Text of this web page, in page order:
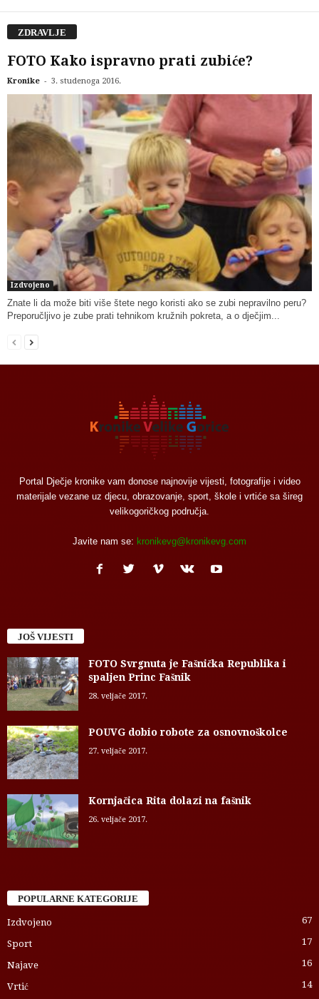
ZDRAVLJE
FOTO Kako ispravno prati zubiće?
Kronike - 3. studenoga 2016.
Izdvojeno
Znate li da može biti više štete nego koristi ako se zubi nepravilno peru?
Preporučljivo je zube prati tehnikom kružnih pokreta, a o dječjim...
Portal Dječje kronike vam donose najnovije vijesti, fotografije i video
materijale vezane uz djecu, obrazovanje, sport, škole i vrtiće sa šireg
velikogoričkog područja.
Javite nam se: kronikevg@kronikevg.com
JOŠ VIJESTI
FOTO Svrgnuta je Fašnička Republika i
spaljen Princ Fašnik
28. veljače 2017.
POUVG dobio robote za osnovnoškolce
27. veljače 2017.
Kornjačica Rita dolazi na fašnik
26. veljače 2017.
POPULARNE KATEGORIJE
Izdvojeno 67
Sport 17
Najave 16
Vrtić 14